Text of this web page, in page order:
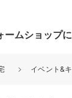
ームショップ
イベント&